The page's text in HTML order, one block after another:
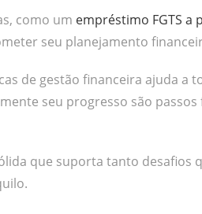
como um empréstimo FGTS a
seu planejamento
de gestão financeira ajuda a
seu progresso são
que suporta tanto desafios